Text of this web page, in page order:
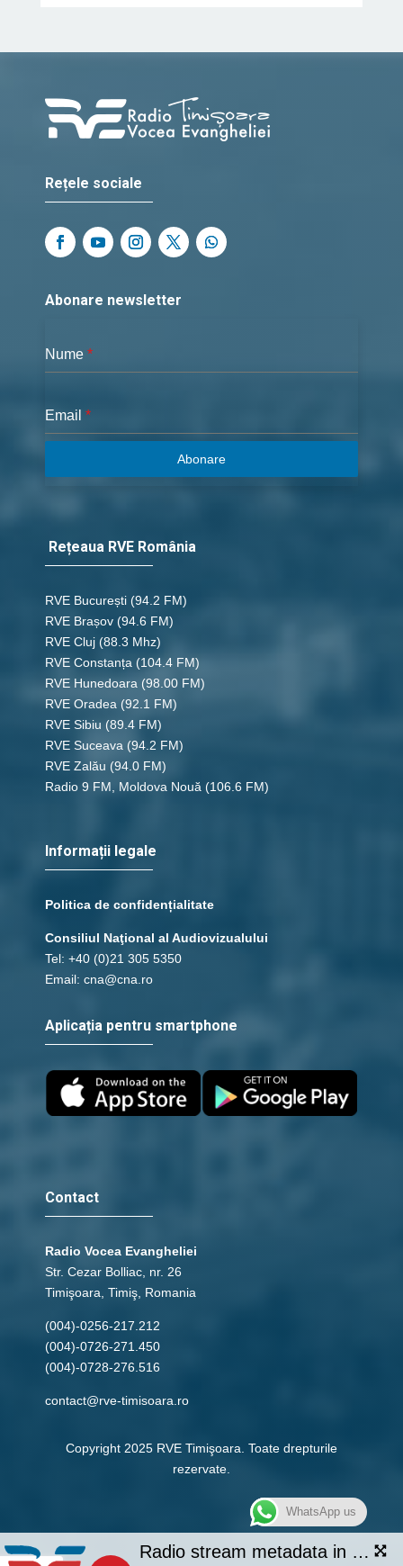
Rețele sociale
Abonare newsletter
Nume *
Email *
Abonare
Rețeaua RVE România
RVE București (94.2 FM)
RVE Brașov (94.6 FM)
RVE Cluj (88.3 Mhz)
RVE Constanța (104.4 FM)
RVE Hunedoara (98.00 FM)
RVE Oradea (92.1 FM)
RVE Sibiu (89.4 FM)
RVE Suceava (94.2 FM)
RVE Zalău (94.0 FM)
Radio 9 FM, Moldova Nouă (106.6 FM)
Informații legale
Politica de confidențialitate
Consiliul Naţional al Audiovizualului
Tel: +40 (0)21 305 5350
Email: cna@cna.ro
Aplicația pentru smartphone
Contact
Radio Vocea Evangheliei
Str. Cezar Bolliac, nr. 26
Timişoara, Timiş, Romania
(004)-0256-217.212
(004)-0726-271.450
(004)-0728-276.516
contact@rve-timisoara.ro
Copyright 2025 RVE Timişoara. Toate drepturile
rezervate.
Radio stream metadata in not available.
WhatsApp us